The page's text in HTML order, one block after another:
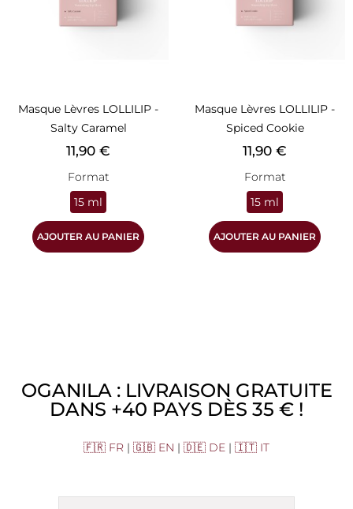
Masque Lèvres LOLLILIP -
Salty Caramel
Prix
11,90 €
Format
15 ml
AJOUTER AU PANIER
Masque Lèvres LOLLILIP -
Spiced Cookie
Prix
11,90 €
Format
15 ml
AJOUTER AU PANIER
OGANILA : LIVRAISON GRATUITE
DANS +40 PAYS DÈS 35 € !
🇫🇷 FR | 🇬🇧 EN | 🇩🇪 DE | 🇮🇹 IT